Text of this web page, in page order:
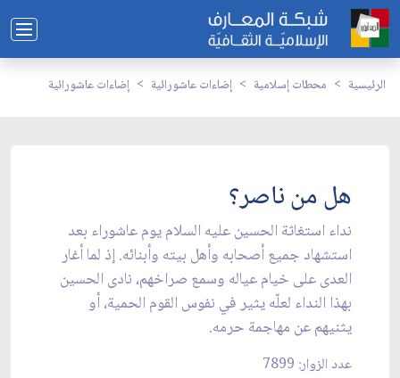
الرئيسية محطات إسلامية إضاءات عاشورائية إضاءات عاشورائية
هل من ناصر؟
نداء استغاثة الحسين عليه السلام يوم عاشوراء بعد
استشهاد جميع أصحابه وأهل بيته وأبنائه. إذ لما أغار
العدى على خيام عياله وسمع صراخهم، نادى الحسين
بهذا النداء لعلّه يثير في نفوس القوم الحمية، أو
يثنيهم عن مهاجمة حرمه.
عدد الزوار: 7899